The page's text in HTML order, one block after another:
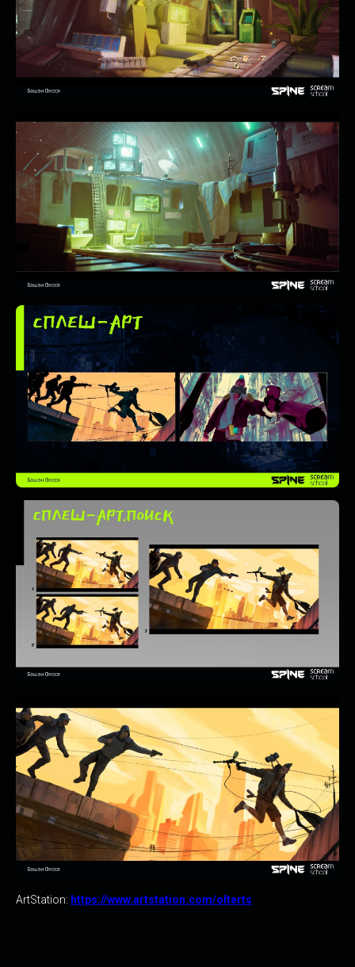
ArtStation: https://www.artstation.com/olterts